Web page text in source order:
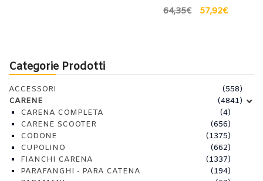
64,35€ 57,92€
Categorie Prodotti
ACCESSORI
(558)
CARENE
(4841)
CARENA COMPLETA
(4)
CARENE SCOOTER
(656)
CODONE
(1375)
CUPOLINO
(662)
FIANCHI CARENA
(1337)
PARAFANGHI - PARA CATENA
(194)